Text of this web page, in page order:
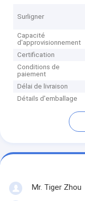
Surligner
Capacité
d'approvisionnement
Certification
Conditions de
paiement
Délai de livraison
Détails d'emballage
Mr. Tiger Zhou